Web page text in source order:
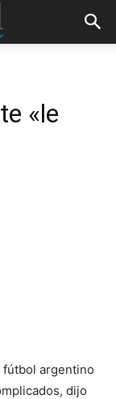
«le
fútbol argentino
dijo